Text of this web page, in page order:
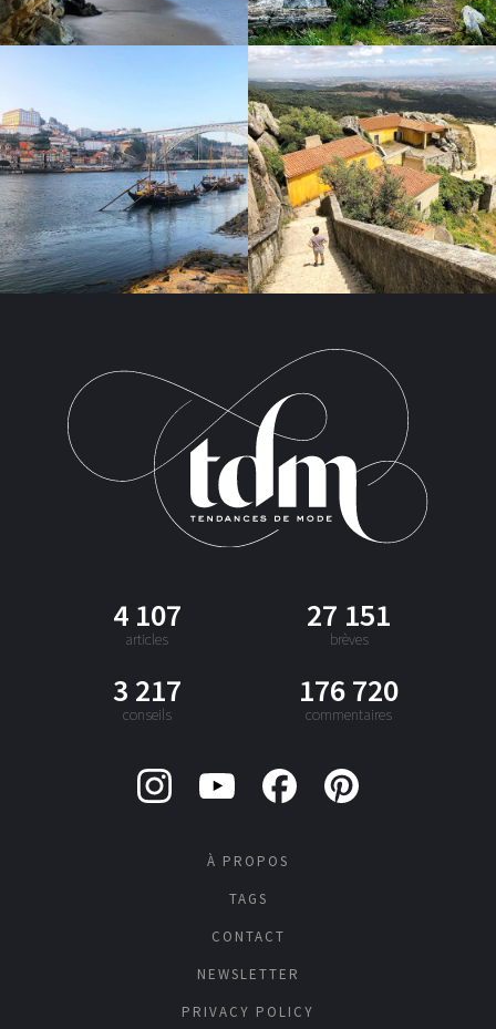
4 107
articles
27 151
brèves
3 217
conseils
176 720
commentaires
À PROPOS
TAGS
CONTACT
NEWSLETTER
PRIVACY POLICY